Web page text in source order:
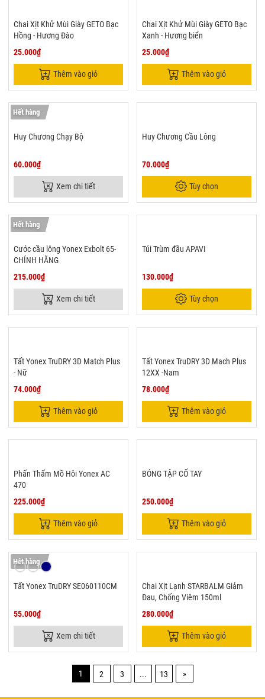
Chai Xịt Khử Mùi Giày GETO Bạc
Hồng - Hương Đào
25.000₫
Thêm vào giỏ
Chai Xịt Khử Mùi Giày GETO Bạc
Xanh - Hương biển
25.000₫
Thêm vào giỏ
Hết hàng
Huy Chương Chạy Bộ
60.000₫
Xem chi tiết
Huy Chương Cầu Lông
70.000₫
Tùy chọn
Hết hàng
Cước cầu lông Yonex Exbolt 65-
CHÍNH HÃNG
215.000₫
Xem chi tiết
Túi Trùm đầu APAVI
130.000₫
Tùy chọn
Tất Yonex TruDRY 3D Match Plus
- Nữ
74.000₫
Thêm vào giỏ
Tất Yonex TruDRY 3D Mach Plus
12XX -Nam
78.000₫
Thêm vào giỏ
Phấn Thấm Mồ Hôi Yonex AC
470
225.000₫
Thêm vào giỏ
BÓNG TẬP CỔ TAY
250.000₫
Thêm vào giỏ
Hết hàng
Tất Yonex TruDRY SE060110CM
55.000₫
Xem chi tiết
Chai Xịt Lạnh STARBALM Giảm
Đau, Chống Viêm 150ml
280.000₫
Thêm vào giỏ
1 2 3 ... 13 »